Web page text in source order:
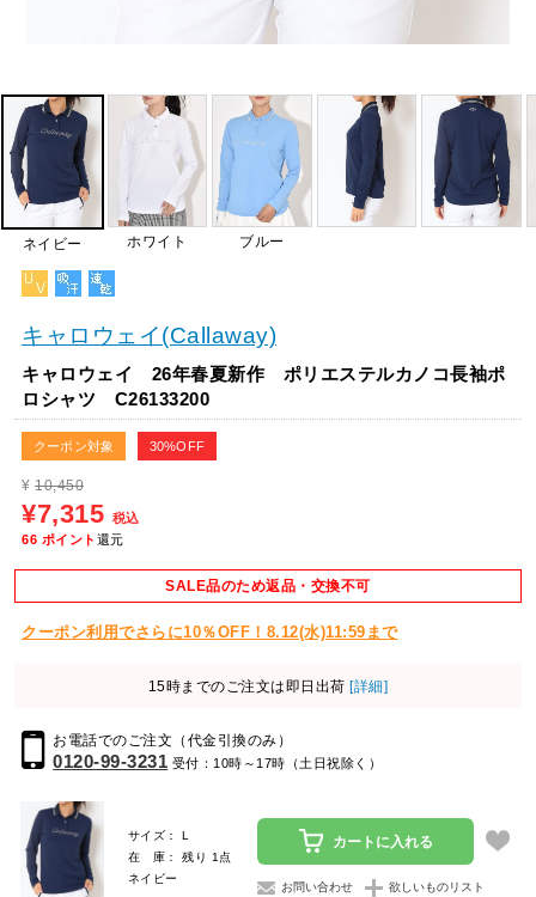
ネイビー ホワイト ブルー
キャロウェイ(Callaway)
キャロウェイ 26年春夏新作 ポリエステルカノコ長袖ポ
ロシャツ C26133200
クーポン対象 30%OFF
¥ 10,450
¥7,315 税込
66 ポイント 還元
SALE品のため返品・交換不可
クーポン利用でさらに10％OFF！8.12(水)11:59まで
15時までのご注文は即日出荷 [詳細]
お電話でのご注文（代金引換のみ）
0120-99-3231 受付：10時～17時（土日祝除く）
サイズ： L
在 庫： 残り 1点
ネイビー
カートに入れる
お問い合わせ 欲しいものリスト